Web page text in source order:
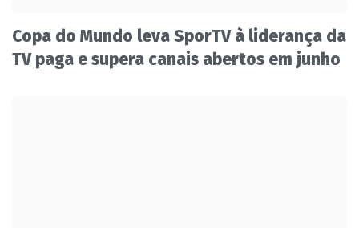
Copa do Mundo leva SporTV à liderança da
TV paga e supera canais abertos em junho